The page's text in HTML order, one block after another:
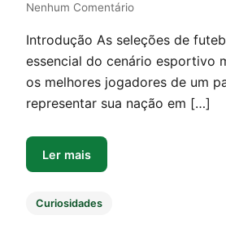
Nenhum Comentário
Introdução As seleções de
essencial do cenário esportivo
os melhores jogadores de um
representar sua nação em […]
Ler mais
Curiosidades